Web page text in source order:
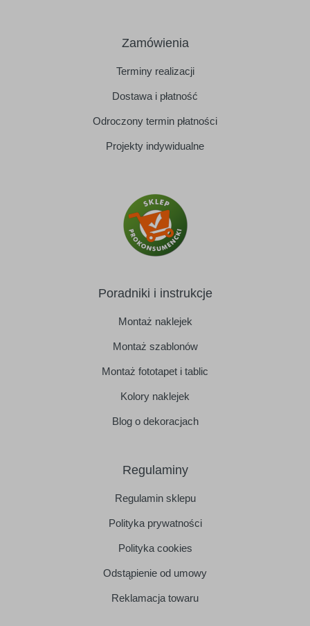
Zamówienia
Terminy realizacji
Dostawa i płatność
Odroczony termin płatności
Projekty indywidualne
Poradniki i instrukcje
Montaż naklejek
Montaż szablonów
Montaż fototapet i tablic
Kolory naklejek
Blog o dekoracjach
Regulaminy
Regulamin sklepu
Polityka prywatności
Polityka cookies
Odstąpienie od umowy
Reklamacja towaru